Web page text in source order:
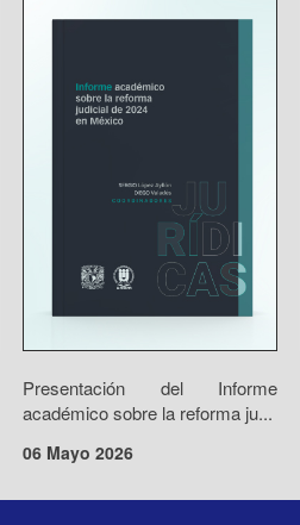
Presentación del Informe
académico sobre la reforma ju...
06 Mayo 2026